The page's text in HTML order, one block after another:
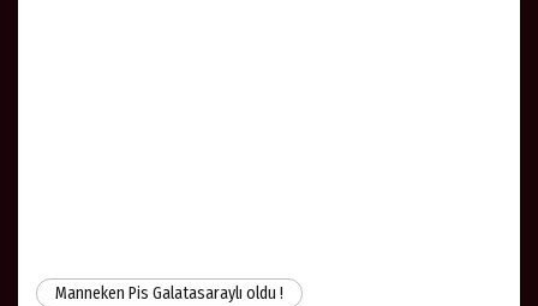
Manneken Pis Galatasaraylı oldu !